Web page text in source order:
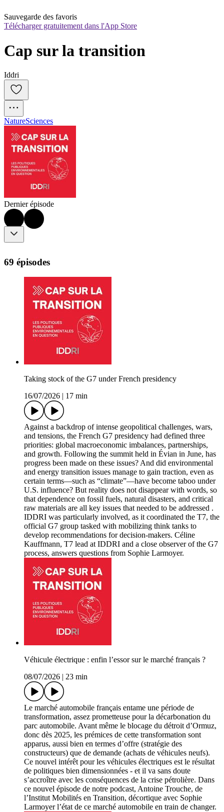
Sauvegarde des favoris
Télécharger gratuitement dans l'App Store
Cap sur la transition
Iddri
NatureSciences
Dernier épisode
69 épisodes
Taking stock of the G7 under French presidency
16/07/2026
17 min
Against a backdrop of intense geopolitical challenges, wars,
and tensions, the French G7 presidency had defined three
priorities: global macroeconomic imbalances, partnerships,
and growth. Following the summit held in Évian in June, has
progress been made on these issues? And did environmental
and energy transition issues manage to gain traction, even as
certain terms—such as “climate”—have become taboo under
U.S. influence? But reality does not disappear with words, so
that dependence on fossil fuels, natural disasters, and critical
raw materials are all key issues that needed to be addressed .
IDDRI was particularly involved, as it coordinated the T7, the
official G7 group tasked with mobilizing think tanks to
develop recommendations for decision-makers. Céline
Kauffmann, T7 lead at IDDRI and a close observer of the G7
process, answers questions from Sophie Larmoyer.
Véhicule électrique : enfin l’essor sur le marché français ?
08/07/2026
23 min
Le marché automobile français entame une période de
transformation, assez prometteuse pour la décarbonation du
parc automobile. Avant même le blocage du détroit d’Ormuz,
donc dès 2025, les prémices de cette transformation sont
apparus, aussi bien en termes d’offre (stratégie des
constructeurs) que de demande (achats de véhicules neufs).
Ce nouvel intérêt pour les véhicules électriques est le résultat
de politiques bien dimensionnées - et il va sans doute
s’accroître avec les conséquences de la crise pétrolière. Dans
ce nouvel épisode de notre podcast, Antoine Trouche, de
l’Institut Mobilités en Transition, décortique avec Sophie
Larmoyer l’état de ce marché automobile en train de changer.